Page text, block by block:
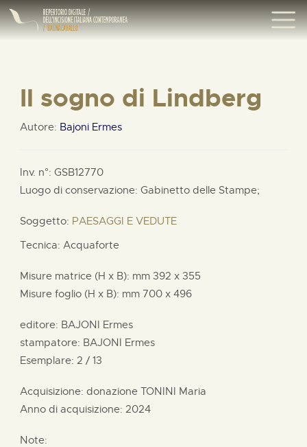
Il sogno di Lindberg
Autore: Bajoni Ermes
Inv. n°: GSB12770
Luogo di conservazione: Gabinetto delle Stampe;
Soggetto: PAESAGGI E VEDUTE
Tecnica: Acquaforte
Misure matrice (H x B): mm 392 x 355
Misure foglio (H x B): mm 700 x 496
editore: BAJONI Ermes
stampatore: BAJONI Ermes
Esemplare: 2 / 13
Acquisizione: donazione TONINI Maria
Anno di acquisizione: 2024
Note: